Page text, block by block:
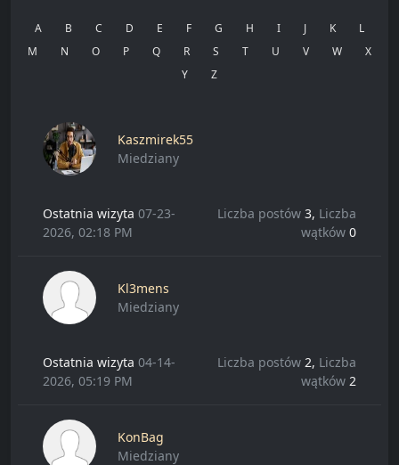
A B C D E F G H I J K
L
M
N O P Q R S T U V W
X
Y
Z
Kaszmirek55
Miedziany
Ostatnia wizyta 07-23-
2026, 02:18 PM
Liczba postów 3, Liczba
wątków 0
Kl3mens
Miedziany
Ostatnia wizyta 04-14-
2026, 05:19 PM
Liczba postów 2, Liczba
wątków 2
KonBag
Miedziany